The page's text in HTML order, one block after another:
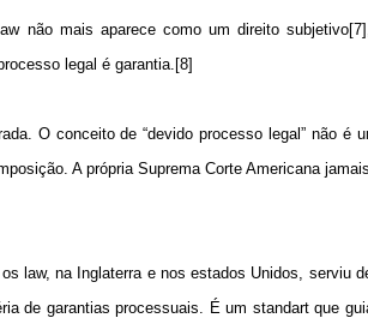
não mais aparece como um direito
legal é garantia.[8]
O conceito de “devido processo legal” não é
A própria Suprema Corte Americana
law, na Inglaterra e nos estados Unidos, serviu
de garantias processuais. É um standart que